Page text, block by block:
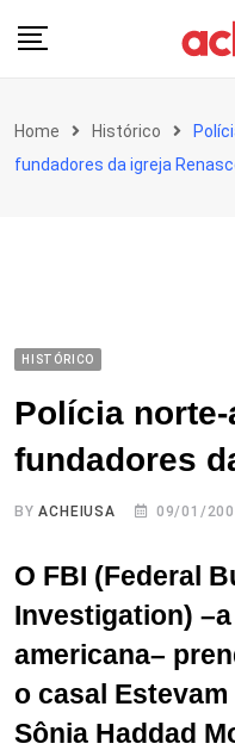
Home Histórico
fundadores da igreja
HISTÓRICO
Polícia
fundadores
BYACHEIUSA 09/01/
O FBI (Federal
Investigation)
americana–
o casal
Sônia Haddad